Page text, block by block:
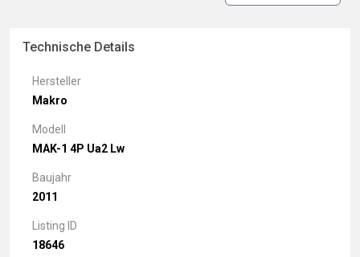
Technische Details
Hersteller
Makro
Modell
MAK-1 4P Ua2 Lw
Baujahr
2011
Listing ID
18646